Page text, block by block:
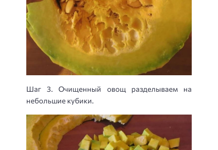
Шаг 3. Очищенный овощ разделываем на
небольшие кубики.